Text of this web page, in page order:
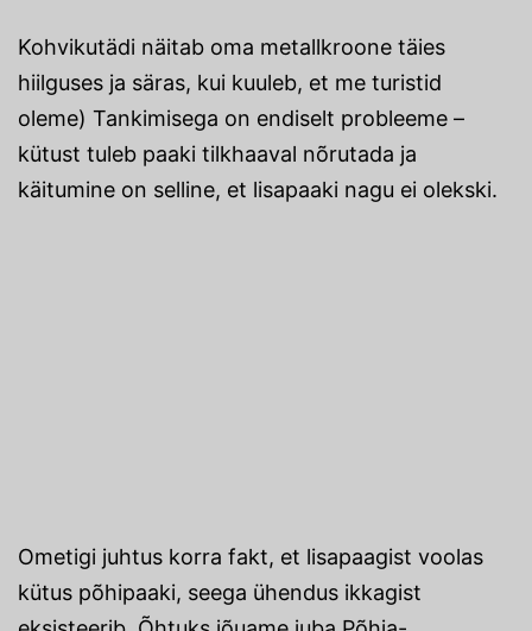
Kohvikutädi näitab oma metallkroone täies
hiilguses ja säras, kui kuuleb, et me turistid
oleme) Tankimisega on endiselt probleeme –
kütust tuleb paaki tilkhaaval nõrutada ja
käitumine on selline, et lisapaaki nagu ei olekski.
Ometigi juhtus korra fakt, et lisapaagist voolas
kütus põhipaaki, seega ühendus ikkagist